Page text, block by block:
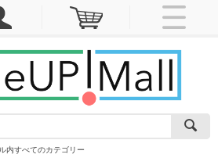
内すべてのカテゴリー